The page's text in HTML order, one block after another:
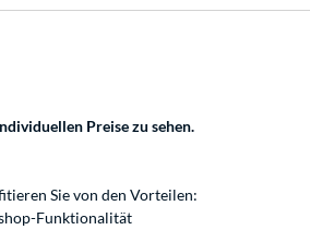
Preise zu sehen.
Sie von den Vorteilen:
Funktionalität